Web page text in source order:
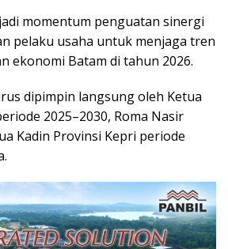
momentum penguatan sinergi
pelaku usaha untuk menjaga tren
ekonomi Batam di tahun 2026.
dipimpin langsung oleh Ketua
2025–2030, Roma Nasir
Kadin Provinsi Kepri periode